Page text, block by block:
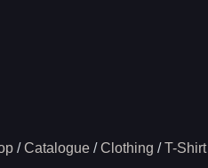
Catalogue Clothing T-Shirt